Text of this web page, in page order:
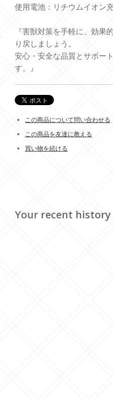
使用電池：リチウムイオン
『害獣対策を手軽に、効果
り戻しましょう。
安心・安全な品質とサポー
す。』
この商品について問い合わせる
この商品を友達に教える
買い物を続ける
Your recent history